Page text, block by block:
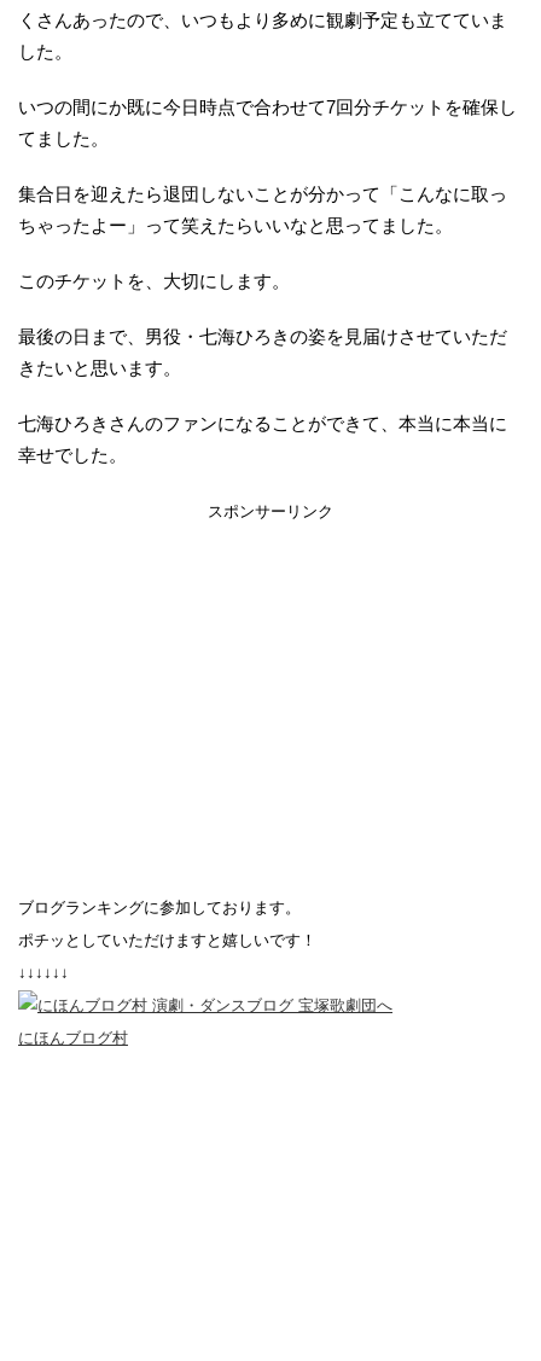
くさんあったので、いつもより多めに観劇予定も立てていま
した。
いつの間にか既に今日時点で合わせて7回分チケットを確保し
てました。
集合日を迎えたら退団しないことが分かって「こんなに取っ
ちゃったよー」って笑えたらいいなと思ってました。
このチケットを、大切にします。
最後の日まで、男役・七海ひろきの姿を見届けさせていただ
きたいと思います。
七海ひろきさんのファンになることができて、本当に本当に
幸せでした。
スポンサーリンク
ブログランキングに参加しております。
ポチッとしていただけますと嬉しいです！
↓↓↓↓↓↓
にほんブログ村